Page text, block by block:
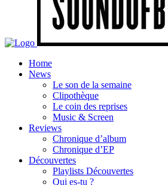
Home
News
Le son de la semaine
Clipothèque
Le coin des reprises
Music & Screen
Reviews
Chronique d’album
Chronique d’EP
Découvertes
Playlists Découvertes
Qui es-tu ?